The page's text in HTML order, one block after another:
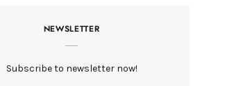
e
t
NEWSLETTER
Subscribe to newsletter now!